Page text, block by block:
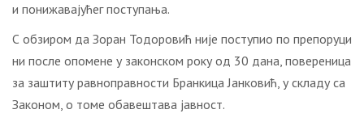
и понижавајућег поступања.
С обзиром да Зоран Тодоровић није поступио по препоруци
ни после опомене у законском року од 30 дана, повереница
за заштиту равноправности Бранкица Јанковић, у складу са
Законом, о томе обавештава јавност.